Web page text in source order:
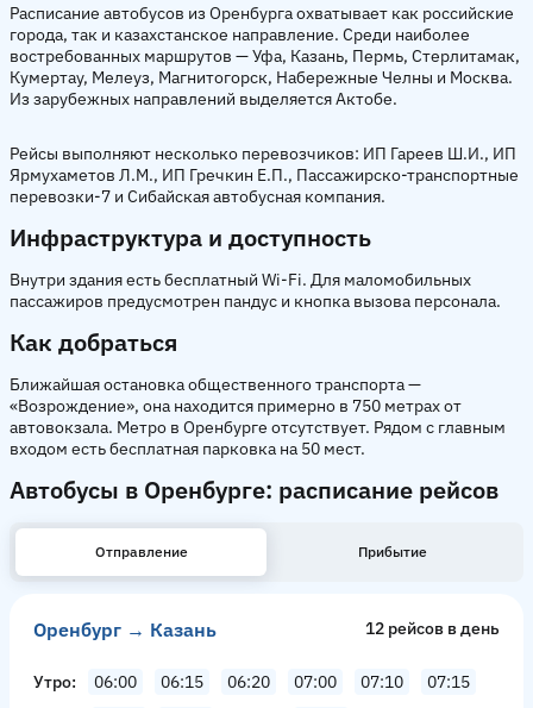
Расписание автобусов из Оренбурга охватывает как российские
города, так и казахстанское направление. Среди наиболее
востребованных маршрутов — Уфа, Казань, Пермь, Стерлитамак,
Кумертау, Мелеуз, Магнитогорск, Набережные Челны и Москва.
Из зарубежных направлений выделяется Актобе.
Рейсы выполняют несколько перевозчиков: ИП Гареев Ш.И., ИП
Ярмухаметов Л.М., ИП Гречкин Е.П., Пассажирско-транспортные
перевозки-7 и Сибайская автобусная компания.
Инфраструктура и доступность
Внутри здания есть бесплатный Wi-Fi. Для маломобильных
пассажиров предусмотрен пандус и кнопка вызова персонала.
Как добраться
Ближайшая остановка общественного транспорта —
«Возрождение», она находится примерно в 750 метрах от
автовокзала. Метро в Оренбурге отсутствует. Рядом с главным
входом есть бесплатная парковка на 50 мест.
Автобусы в Оренбурге: расписание рейсов
Отправление Прибытие
Оренбург → Казань 12 рейсов в день
Утро 06:00 06:15 06:20 07:00 07:10
07:15